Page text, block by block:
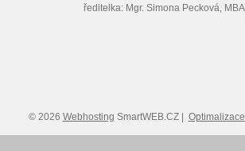
ředitelka: Mgr. Simona Pecková,
© 2026 Webhosting SmartWEB.CZ |